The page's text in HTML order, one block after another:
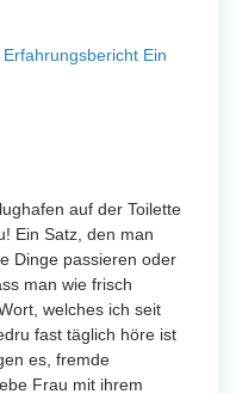
Ein
auf der Toilette
Ein Satz, den man
Dinge passieren oder
man wie frisch
welches ich seit
fast täglich höre ist
es, fremde
Frau mit ihrem